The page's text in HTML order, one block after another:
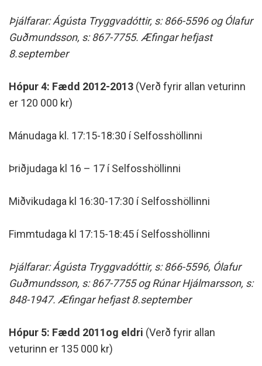
Þjálfarar: Ágústa Tryggvadóttir, s: 866-5596 og Ólafur
Guðmundsson, s: 867-7755. Æfingar hefjast
8.september
Hópur 4: Fædd 2012-2013 (Verð fyrir allan veturinn
er 120 000 kr)
Mánudaga kl. 17:15-18:30 í Selfosshöllinni
Þriðjudaga kl 16 – 17 í Selfosshöllinni
Miðvikudaga kl 16:30-17:30 í Selfosshöllinni
Fimmtudaga kl 17:15-18:45 í Selfosshöllinni
Þjálfarar: Ágústa Tryggvadóttir, s: 866-5596, Ólafur
Guðmundsson, s: 867-7755 og Rúnar Hjálmarsson, s:
848-1947. Æfingar hefjast 8.september
Hópur 5: Fædd 2011og eldri (Verð fyrir allan
veturinn er 135 000 kr)